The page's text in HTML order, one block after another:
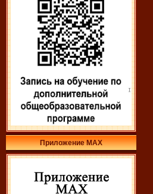
Приложение МАХ